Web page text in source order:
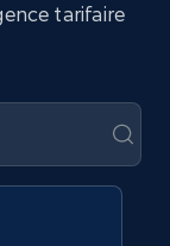
tarifaire